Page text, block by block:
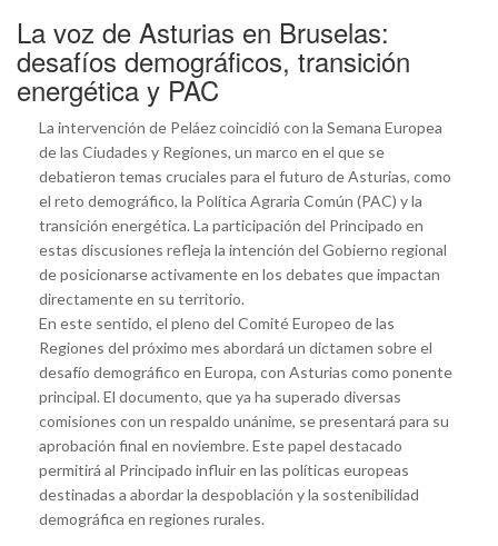
La voz de Asturias en Bruselas:
desafíos demográficos, transición
energética y PAC
La intervención de Peláez coincidió con la Semana Europea
de las Ciudades y Regiones, un marco en el que se
debatieron temas cruciales para el futuro de Asturias, como
el reto demográfico, la Política Agraria Común (PAC) y la
transición energética. La participación del Principado en
estas discusiones refleja la intención del Gobierno regional
de posicionarse activamente en los debates que impactan
directamente en su territorio.
En este sentido, el pleno del Comité Europeo de las
Regiones del próximo mes abordará un dictamen sobre el
desafío demográfico en Europa, con Asturias como ponente
principal. El documento, que ya ha superado diversas
comisiones con un respaldo unánime, se presentará para su
aprobación final en noviembre. Este papel destacado
permitirá al Principado influir en las políticas europeas
destinadas a abordar la despoblación y la sostenibilidad
demográfica en regiones rurales.